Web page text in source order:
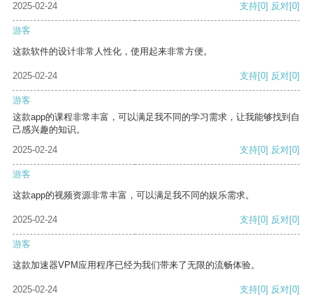
2025-02-24 支持[0] 反对[0]
游客
这款软件的设计非常人性化，使用起来非常方便。
2025-02-24 支持[0] 反对[0]
游客
这款app的课程非常丰富，可以满足我不同的学习需求，让我能够找到自
己感兴趣的知识。
2025-02-24
支持[0] 反对[0]
游客
这款app的视频资源非常丰富，可以满足我不同的娱乐需求。
2025-02-24 支持[0] 反对[0]
游客
这款加速器VPM应用程序已经为我们带来了无限的流畅体验。
2025-02-24 支持[0] 反对[0]